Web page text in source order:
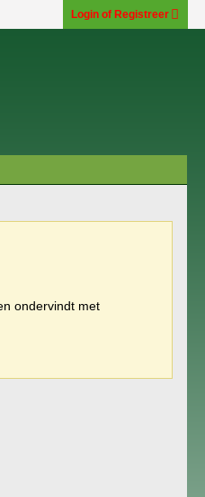
Login of Registreer
ondervindt met